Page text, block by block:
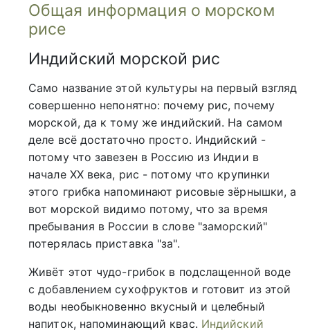
Общая информация о морском
рисе
Индийский морской рис
Само название этой культуры на первый взгляд
совершенно непонятно: почему рис, почему
морской, да к тому же индийский. На самом
деле всё достаточно просто. Индийский -
потому что завезен в Россию из Индии в
начале ХХ века, рис - потому что крупинки
этого грибка напоминают рисовые зёрнышки, а
вот морской видимо потому, что за время
пребывания в России в слове "заморский"
потерялась приставка "за".
Живёт этот чудо-грибок в подслащенной воде
с добавлением сухофруктов и готовит из этой
воды необыкновенно вкусный и целебный
напиток, напоминающий квас. Индийский